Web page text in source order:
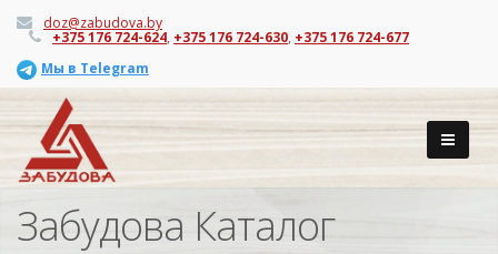
doz@zabudova.by
+375 176 724-624, +375 176 724-630, +375 176 724-677
Мы в Telegram
Забудова Каталог